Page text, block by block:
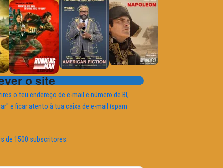
o site
o teu endereço de e-mail e número de BI,
e ficar atento à tua caixa de e-mail (spam
de 1500 subscritores.